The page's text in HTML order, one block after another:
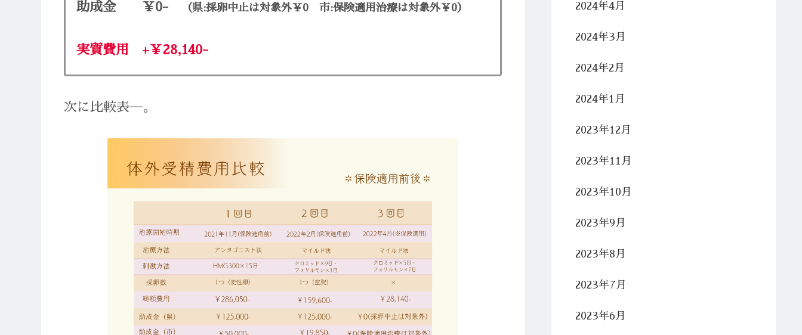
助成金 ￥0- （県:採卵中止は対象外￥0 市:保険適用治療は対象外￥0）
実質費用 +￥28,140-
次に比較表―。
2024年4月
2024年3月
2024年2月
2024年1月
2023年12月
2023年11月
2023年10月
2023年9月
2023年8月
2023年7月
2023年6月